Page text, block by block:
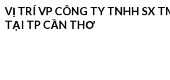
VỊ TRÍ VP CÔNG TY TNHH SX
TẠI TP CẦN THƠ